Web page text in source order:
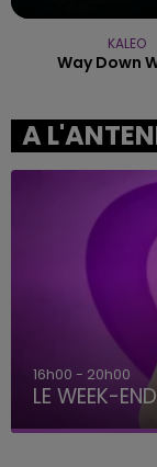
KALEO
Way Down
A
7h00 - 12h00
LE WEEK-